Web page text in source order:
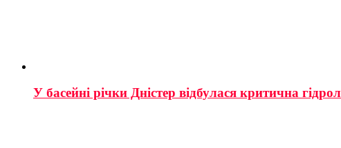
У басейні річки Дністер відбулася критична